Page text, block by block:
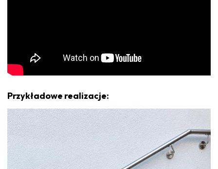
Przykładowe realizacje: